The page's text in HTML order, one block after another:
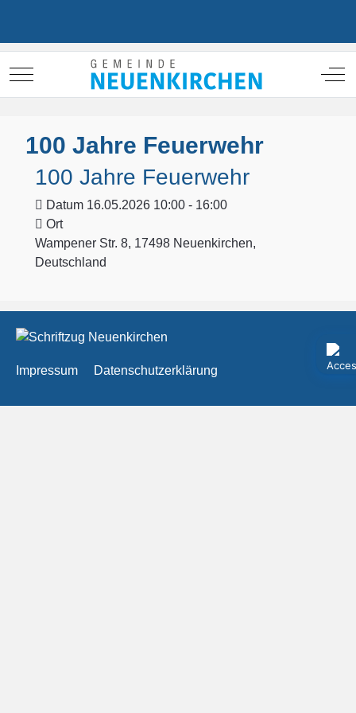
Mobile Menu Toggle Off-
100 Jahre Feuerwehr
100 Jahre Feuerwehr
Datum 16.05.2026 10:00 - 16:00
Ort
Wampener Str. 8, 17498 Neuenkirchen,
Deutschland
Impressum Datenschutzerklärung